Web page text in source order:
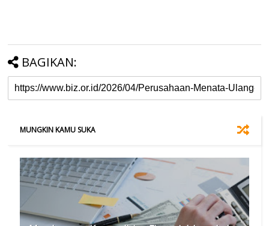
BAGIKAN:
MUNGKIN KAMU SUKA